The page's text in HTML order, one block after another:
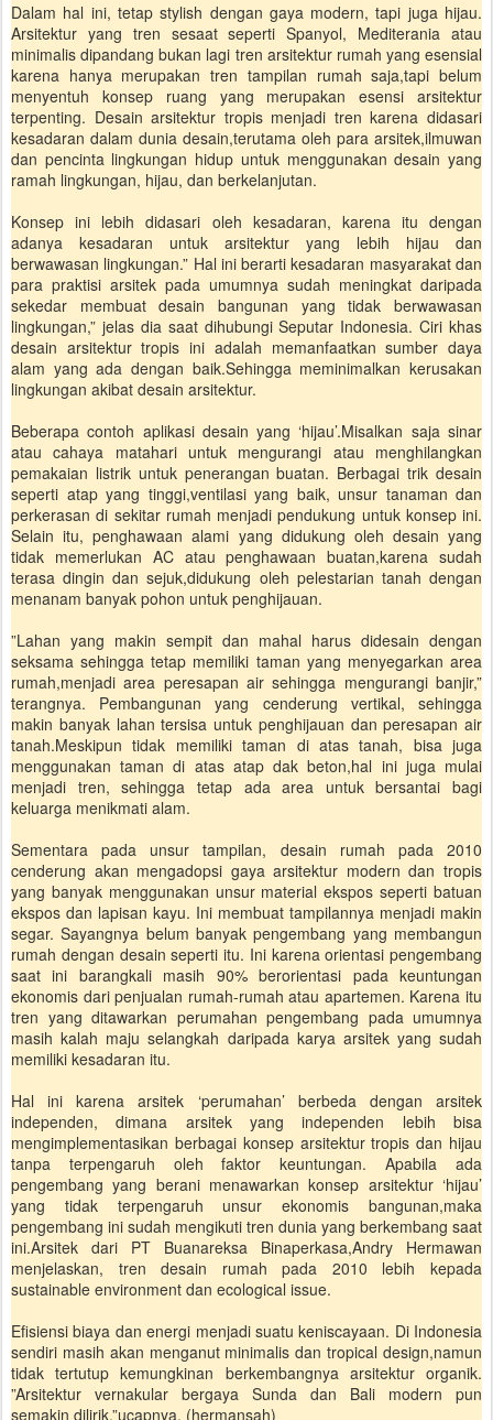
Dalam hal ini, tetap stylish dengan gaya modern, tapi juga hijau.
Arsitektur yang tren sesaat seperti Spanyol, Mediterania atau
minimalis dipandang bukan lagi tren arsitektur rumah yang esensial
karena hanya merupakan tren tampilan rumah saja,tapi belum
menyentuh konsep ruang yang merupakan esensi arsitektur
terpenting. Desain arsitektur tropis menjadi tren karena didasari
kesadaran dalam dunia desain,terutama oleh para arsitek,ilmuwan
dan pencinta lingkungan hidup untuk menggunakan desain yang
ramah lingkungan, hijau, dan berkelanjutan.
Konsep ini lebih didasari oleh kesadaran, karena itu dengan
adanya kesadaran untuk arsitektur yang lebih hijau dan
berwawasan lingkungan.” Hal ini berarti kesadaran masyarakat dan
para praktisi arsitek pada umumnya sudah meningkat daripada
sekedar membuat desain bangunan yang tidak berwawasan
lingkungan,” jelas dia saat dihubungi Seputar Indonesia. Ciri khas
desain arsitektur tropis ini adalah memanfaatkan sumber daya
alam yang ada dengan baik.Sehingga meminimalkan kerusakan
lingkungan akibat desain arsitektur.
Beberapa contoh aplikasi desain yang ‘hijau’.Misalkan saja sinar
atau cahaya matahari untuk mengurangi atau menghilangkan
pemakaian listrik untuk penerangan buatan. Berbagai trik desain
seperti atap yang tinggi,ventilasi yang baik, unsur tanaman dan
perkerasan di sekitar rumah menjadi pendukung untuk konsep ini.
Selain itu, penghawaan alami yang didukung oleh desain yang
tidak memerlukan AC atau penghawaan buatan,karena sudah
terasa dingin dan sejuk,didukung oleh pelestarian tanah dengan
menanam banyak pohon untuk penghijauan.
”Lahan yang makin sempit dan mahal harus didesain dengan
seksama sehingga tetap memiliki taman yang menyegarkan area
rumah,menjadi area peresapan air sehingga mengurangi banjir,”
terangnya. Pembangunan yang cenderung vertikal, sehingga
makin banyak lahan tersisa untuk penghijauan dan peresapan air
tanah.Meskipun tidak memiliki taman di atas tanah, bisa juga
menggunakan taman di atas atap dak beton,hal ini juga mulai
menjadi tren, sehingga tetap ada area untuk bersantai bagi
keluarga menikmati alam.
Sementara pada unsur tampilan, desain rumah pada 2010
cenderung akan mengadopsi gaya arsitektur modern dan tropis
yang banyak menggunakan unsur material ekspos seperti batuan
ekspos dan lapisan kayu. Ini membuat tampilannya menjadi makin
segar. Sayangnya belum banyak pengembang yang membangun
rumah dengan desain seperti itu. Ini karena orientasi pengembang
saat ini barangkali masih 90% berorientasi pada keuntungan
ekonomis dari penjualan rumah-rumah atau apartemen. Karena itu
tren yang ditawarkan perumahan pengembang pada umumnya
masih kalah maju selangkah daripada karya arsitek yang sudah
memiliki kesadaran itu.
Hal ini karena arsitek ‘perumahan’ berbeda dengan arsitek
independen, dimana arsitek yang independen lebih bisa
mengimplementasikan berbagai konsep arsitektur tropis dan hijau
tanpa terpengaruh oleh faktor keuntungan. Apabila ada
pengembang yang berani menawarkan konsep arsitektur ‘hijau’
yang tidak terpengaruh unsur ekonomis bangunan,maka
pengembang ini sudah mengikuti tren dunia yang berkembang saat
ini.Arsitek dari PT Buanareksa Binaperkasa,Andry Hermawan
menjelaskan, tren desain rumah pada 2010 lebih kepada
sustainable environment dan ecological issue.
Efisiensi biaya dan energi menjadi suatu keniscayaan. Di Indonesia
sendiri masih akan menganut minimalis dan tropical design,namun
tidak tertutup kemungkinan berkembangnya arsitektur organik.
”Arsitektur vernakular bergaya Sunda dan Bali modern pun
semakin dilirik,”ucapnya. (hermansah)